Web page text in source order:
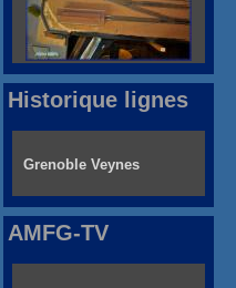
Historique lignes
Grenoble Veynes
AMFG-TV